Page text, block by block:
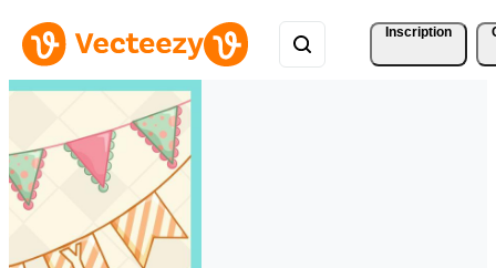
Inscription